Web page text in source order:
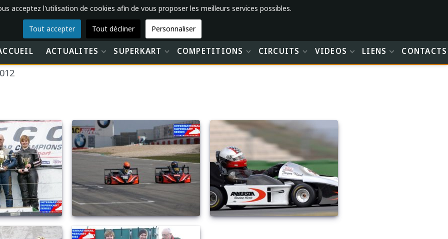
ACTUALITES SUPERKART COMPETITIONS CIRCUITS VIDEOS LIENS CONTACTS
acceptez l'utilisation de cookies afin de vous proposer les meilleurs services possibles.
Tout accepter Tout décliner
Personnaliser